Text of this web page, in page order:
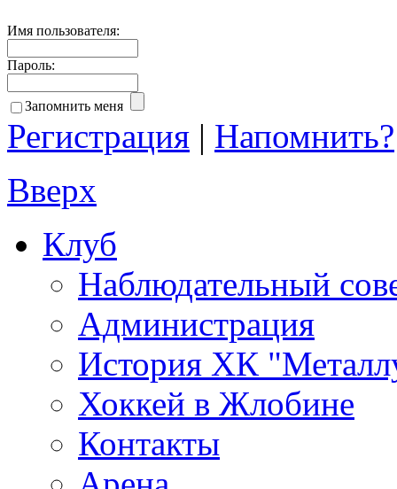
Имя пользователя:
Пароль:
Запомнить меня
Регистрация | Напомнить?
Вверх
Клуб
Наблюдательный
Администрация
История ХК
Хоккей в Жлобине
Контакты